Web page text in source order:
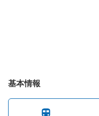
基本情報